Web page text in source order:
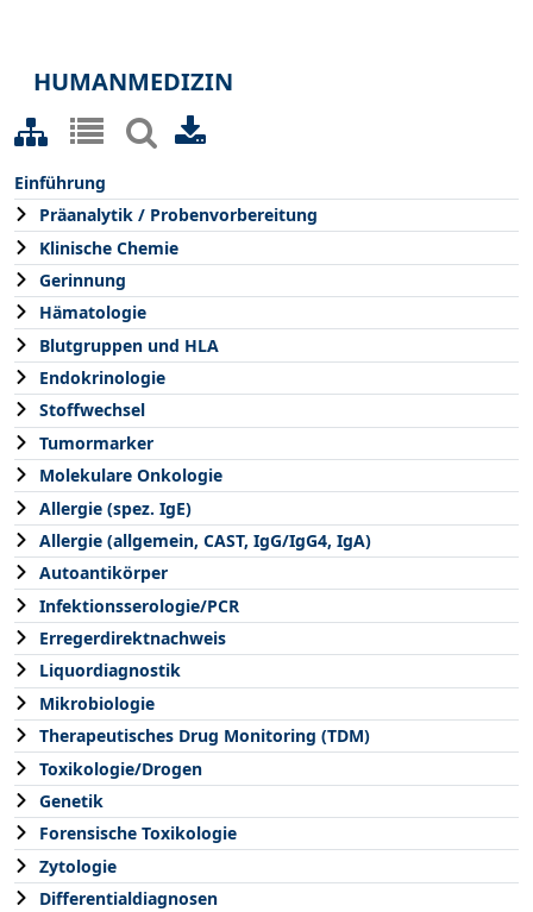
HUMANMEDIZIN
Einführung
Präanalytik / Probenvorbereitung
Klinische Chemie
Gerinnung
Hämatologie
Blutgruppen und HLA
Endokrinologie
Stoffwechsel
Tumormarker
Molekulare Onkologie
Allergie (spez. IgE)
Allergie (allgemein, CAST, IgG/IgG4, IgA)
Autoantikörper
Infektionsserologie/PCR
Erregerdirektnachweis
Liquordiagnostik
Mikrobiologie
Therapeutisches Drug Monitoring (TDM)
Toxikologie/Drogen
Genetik
Forensische Toxikologie
Zytologie
Differentialdiagnosen